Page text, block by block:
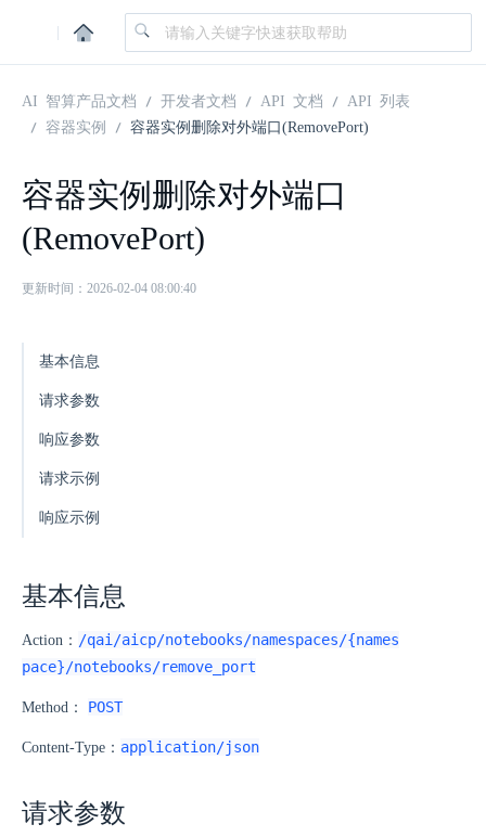
|
AI 智算产品文档 开发者文档 API 文档
API 列表
容器实例
容器实例删除对外端口(RemovePort)
容器实例删除对外端口
(RemovePort)
更新时间：2026-02-04 08:00:40
基本信息
请求参数
响应参数
请求示例
响应示例
基本信息
Action： /qai/aicp/notebooks/namespaces/{names
pace}/notebooks/remove_port
Method： POST
Content-Type： application/json
请求参数